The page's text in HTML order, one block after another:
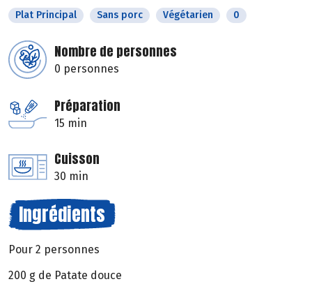
Plat Principal Sans porc Végétarien 0
Nombre de personnes
0 personnes
Préparation
15 min
Cuisson
30 min
Ingrédients
Pour 2 personnes
200 g de Patate douce